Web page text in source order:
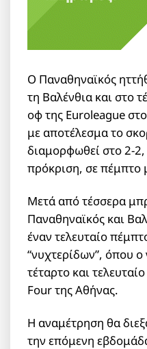
Ο Παναθηναϊκός
τη Βαλένθια και στο
οφ της Euroleague
με αποτέλεσμα το
διαμορφωθεί στο 2-2,
πρόκριση, σε πέμπτο
Μετά από τέσσερα
Παναθηναϊκός και
έναν τελευταίο
“νυχτερίδων”, όπου ο
τέταρτο και
Four της Αθήνας.
Η αναμέτρηση θα
την επόμενη